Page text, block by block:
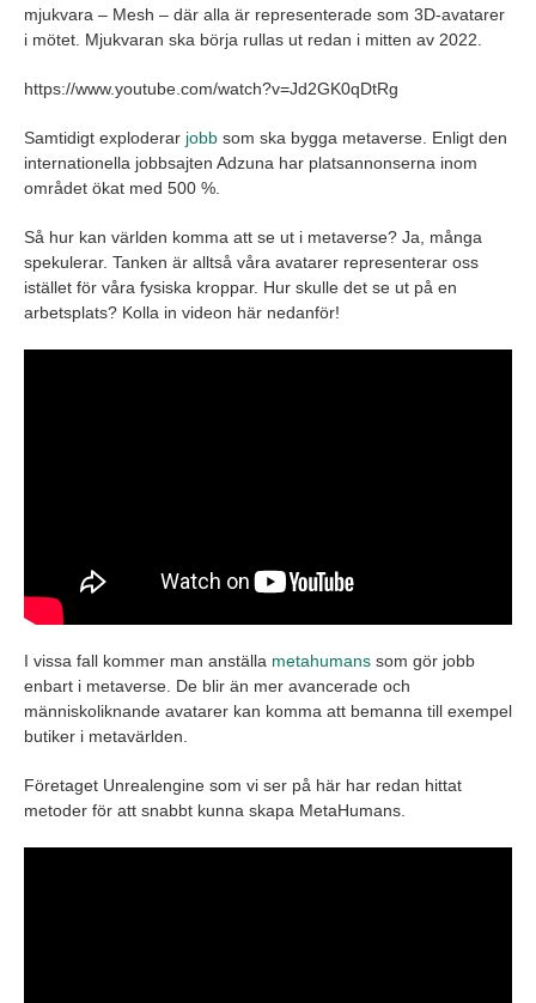
mjukvara – Mesh – där alla är representerade som 3D-avatarer
i mötet. Mjukvaran ska börja rullas ut redan i mitten av 2022.
https://www.youtube.com/watch?v=Jd2GK0qDtRg
Samtidigt exploderar jobb som ska bygga metaverse. Enligt den
internationella jobbsajten Adzuna har platsannonserna inom
området ökat med 500 %.
Så hur kan världen komma att se ut i metaverse? Ja, många
spekulerar. Tanken är alltså våra avatarer representerar oss
istället för våra fysiska kroppar. Hur skulle det se ut på en
arbetsplats? Kolla in videon här nedanför!
I vissa fall kommer man anställa metahumans som gör jobb
enbart i metaverse. De blir än mer avancerade och
människoliknande avatarer kan komma att bemanna till exempel
butiker i metavärlden.
Företaget Unrealengine som vi ser på här har redan hittat
metoder för att snabbt kunna skapa MetaHumans.